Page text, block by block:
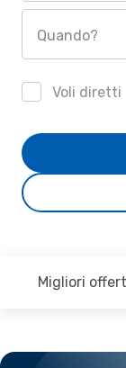
Quando?
Voli diretti
Migliori